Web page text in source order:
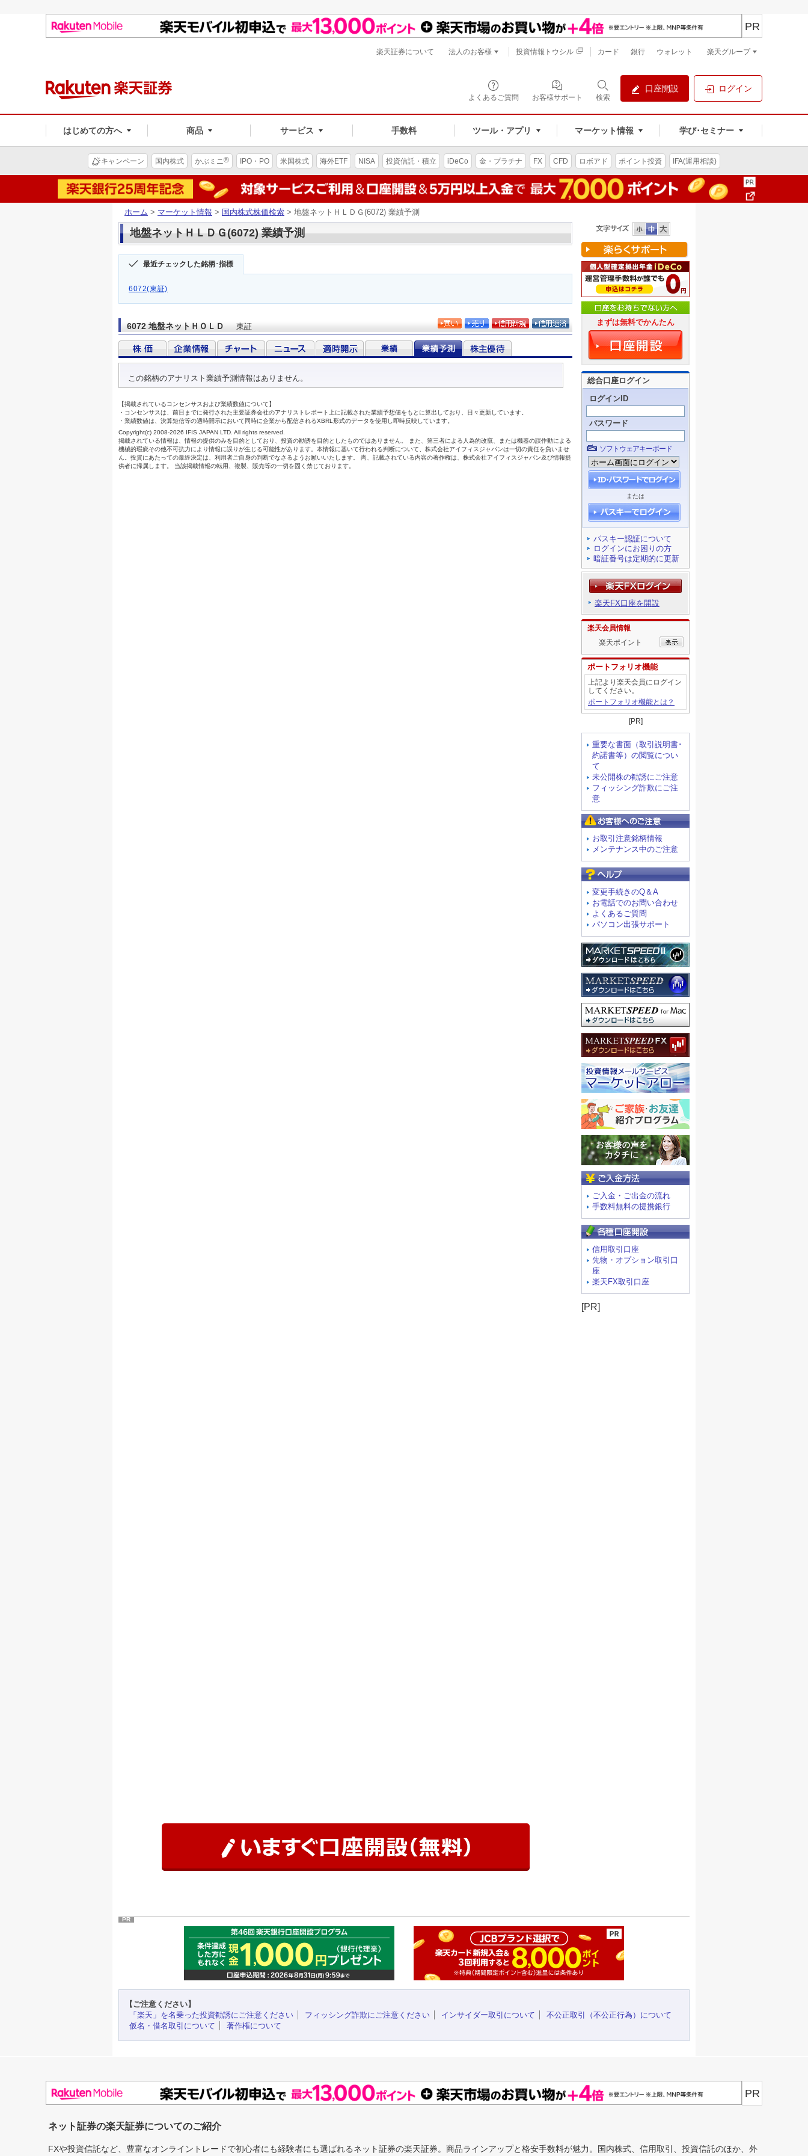
よくあるご質問 お客様サポート 検索
口座開設 ログイン
はじめての方へ 商品 サービス 手数料 ツール・アプリ マーケット情報 学び･セミナー
PR
楽天証券について 法人のお客様 投資情報トウシル カード 銀行 ウォレット 楽天グループ
キャンペーン 国内株式 かぶミニ® IPO・PO 米国株式 海外ETF NISA 投資信託・積立 iDeCo 金・プラチナ FX CFD ロボアド ポイント投資 IFA(運用相談)
ホーム > マーケット情報 > 国内株式株価検索 > 地盤ネットＨＬＤＧ(6072) 業績予測
地盤ネットＨＬＤＧ(6072) 業績予測
最近チェックした銘柄･指標
6072(東証)
6072 地盤ネットＨＯＬＤ 東証 まずは無料でかんたん
総合口座ログイン
ログインID
パスワード
ソフトウェアキーボード
または
パスキー認証について
ログインにお困りの方
暗証番号は定期的に更新
楽天FX口座を開設
楽天会員情報
楽天ポイント
ポートフォリオ機能
上記より楽天会員にログイン
してください。
ポートフォリオ機能とは？
[PR]
重要な書面（取引説明書･
約諾書等）の閲覧につい
て
未公開株の勧誘にご注意
フィッシング詐欺にご注
意
お取引注意銘柄情報
メンテナンス中のご注意
変更手続きのQ＆A
お電話でのお問い合わせ
よくあるご質問
パソコン出張サポート
ご入金・ご出金の流れ
手数料無料の提携銀行
信用取引口座
先物・オプション取引口
座
楽天FX取引口座
[PR]
PR
【ご注意ください】
「楽天」を名乗った投資勧誘にご注意ください
フィッシング詐欺にご注意ください インサイダー取引について
不公正取引（不公正行為）について
仮名・借名取引について
著作権について
PR
ネット証券の楽天証券についてのご紹介
FXや投資信託など、豊富なオンライントレードで初心者にも経験者にも選ばれるネット証券の楽天証券。商品ラインアップと格安手数料が魅力。国内株式、信用取引、投資信託のほか、外